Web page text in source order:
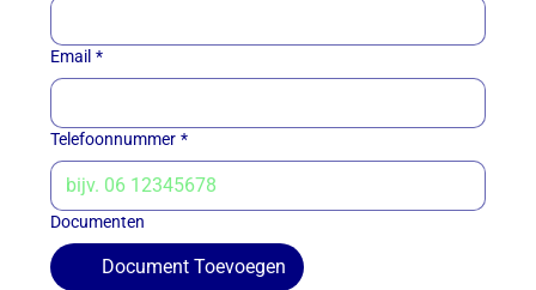
Email *
Telefoonnummer *
Documenten
Document Toevoegen